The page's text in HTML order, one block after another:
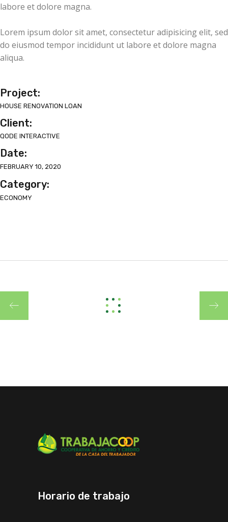
labore et dolore magna.
Lorem ipsum dolor sit amet, consectetur adipisicing elit, sed
do eiusmod tempor incididunt ut labore et dolore magna
aliqua.
Project:
HOUSE RENOVATION LOAN
Client:
QODE INTERACTIVE
Date:
FEBRUARY 10, 2020
Category:
ECONOMY
Horario de trabajo